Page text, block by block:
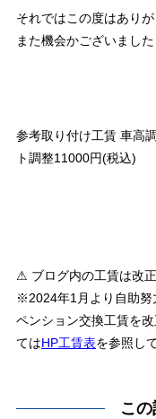
それではこの度はありが
また機会かございまし
参考取り付け工賃 車高
ト調整11000円(税込)
⚠ ブログ内の工賃は改
※2024年1月より自助努
ペンション交換工賃を
てはHP工賃表を参照し
こ